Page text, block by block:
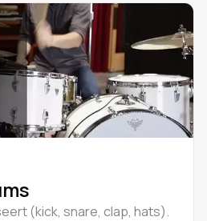
(kick, snare, clap, hats).